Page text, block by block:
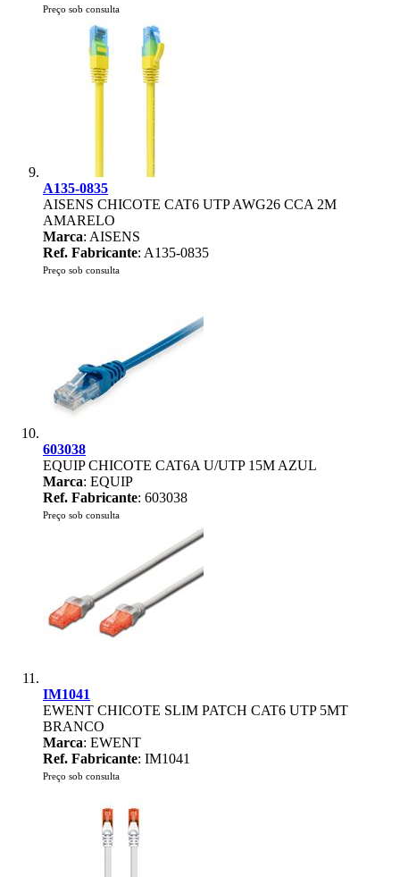
Preço sob consulta
A135-0835
AISENS CHICOTE CAT6 UTP AWG26 CCA 2M
AMARELO
Marca: AISENS
Ref. Fabricante: A135-0835
Preço sob consulta
603038
EQUIP CHICOTE CAT6A U/UTP 15M AZUL
Marca: EQUIP
Ref. Fabricante: 603038
Preço sob consulta
IM1041
EWENT CHICOTE SLIM PATCH CAT6 UTP 5MT
BRANCO
Marca: EWENT
Ref. Fabricante: IM1041
Preço sob consulta